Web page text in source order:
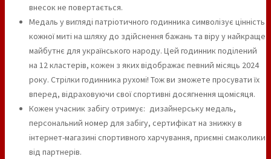
внесок не повертається.
Медаль у вигляді патріотичного годинника символізує цінність
кожної миті на шляху до здійснення бажань та віру у найкраще
майбутнє для українського народу. Цей годинник поділений
на 12 кластерів, кожен з яких відображає певний місяць 2024
року. Стрілки годинника рухомі! Тож ви зможете просувати їх
вперед, відраховуючи свої спортивні досягнення щомісяця.
Кожен учасник забігу отримує: дизайнерську медаль,
персональний номер для забігу, сертифікат на знижку в
інтернет-магазині спортивного харчування, приємні смаколики
від партнерів.